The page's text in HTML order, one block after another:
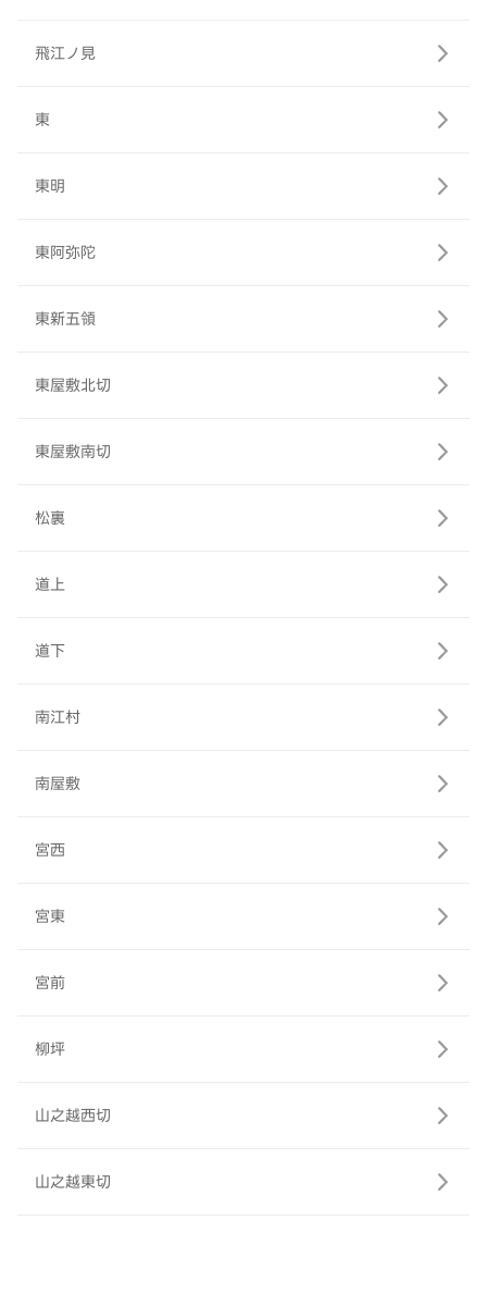
飛江ノ見
東
東明
東阿弥陀
東新五領
東屋敷北切
東屋敷南切
松裏
道上
道下
南江村
南屋敷
宮西
宮東
宮前
柳坪
山之越西切
山之越東切